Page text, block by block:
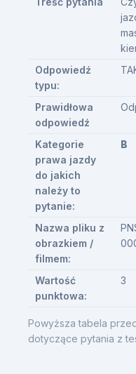
Powyższa tabela
dotyczące pytania z
Odpowiedź
typu:
Prawidłowa
odpowiedź
Kategorie
prawa jazdy
do jakich
należy to
pytanie:
B
Nazwa pliku z
obrazkiem /
filmem:
Wartość
punktowa:
3